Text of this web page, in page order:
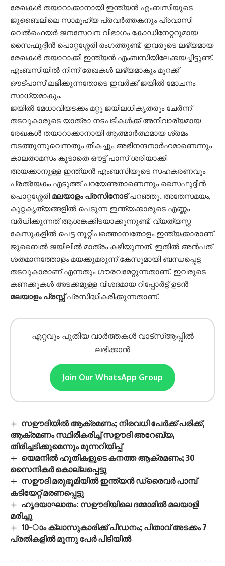
രേഖകൾ തയാറാക്കാനായി ഇന്ത്യൻ എംബസിയുടെ
ജുബൈലിലെ സാമൂഹ്യ പ്രവർത്തകനും പ്രവാസി
വെൽഫെയർ ജനസേവന വിഭാഗം കോഡിനേറ്ററുമായ
സൈഫുദ്ദീൻ പൊറ്റശ്ശേരി രംഗത്തുണ്ട്. ഇവരുടെ ലഭ്യമായ
രേഖകൾ തയാറാക്കി ഇന്ത്യൻ എംബസിയിലേക്കയച്ചിട്ടുണ്ട്.
എംബസിയിൽ നിന്ന് രേഖകൾ ലഭ്യമാകും മുറക്ക്
ഔട്പാസ് ലഭിക്കുന്നതോടെ ഇവർക്ക് ജയിൽ മോചനം
സാധ്യമാകും.
ജയിൽ മേധാവിയടക്കം മറ്റു ജയിലധികൃതരും ചേർന്ന്
തടവുകാരുടെ യാത്രാ നടപടികൾക്ക് അനിവാര്യമായ
രേഖകൾ തയാറാക്കാനായി ആത്മാർത്ഥമായ ശ്രമം
നടത്തുന്നുവെന്നതുംതികച്ചും അഭിനന്ദനാർഹമാണെന്നും
കാലതാമസം കൂടാതെ ഔട്ട് പാസ് ശരിയാക്കി
അയക്കാനുള്ള ഇന്ത്യൻ എംബസിയുടെ സഹകരണവും
പ്രത്യേകം എടുത്ത് പറയേണ്ടതാണെന്നും സൈഫുദ്ദീൻ
പൊറ്റശ്ശേരി മലയാളം പ്രസിനോട്പറഞ്ഞു. അതേസമയം,
കുറ്റകൃത്യങ്ങളിൽ പെടുന്ന ഇന്ത്യക്കാരുടെ എണ്ണം
വർധിക്കുന്നത് ആശങ്കക്കിടയാക്കുന്നുണ്ട്. വ്യത്യസ്ത
കേസുകളിൽ പെട്ട നൂറ്റിപത്തൊമ്പതോളം ഇന്ത്യക്കാരാണ്
ജുബൈൽ ജയിലിൽ മാത്രംകഴിയുന്നത്. ഇതിൽ അൻപത്
ശതമാനത്തോളം മയക്കുമരുന്ന് കേസുമായി ബന്ധപ്പെട്ട
തടവുകാരാണ്എന്നതും ഗൗരവമേറ്റുന്നതാണ്. ഇവരുടെ
കണക്കുകൾ അടക്കമുള്ള വിശദമായ റിപ്പോർട്ട് ഉടൻ
മലയാളം പ്രസ്സ് പ്രസിദ്ധീകരിക്കുന്നതാണ്.
എറ്റവും പുതിയ വാർത്തകൾ വാട്സ്ആപ്പിൽ
ലഭിക്കാൻ
Join Our WhatsApp Group
സഊദിയിൽ ആക്രമണം; നിരവധി പേർക്ക് പരിക്ക്,
ആക്രമണം സ്ഥിരീകരിച്ച് സഊദി അറേബ്യ,
തിരിച്ചടിക്കുമെന്നും മുന്നറിയിപ്പ്
യെമനില്‍ ഹൂതികളുടെ കനത്ത ആക്രമണം; 30
സൈനികര്‍ കൊല്ലപ്പെട്ടു
സഊദി മരുഭൂമിയിൽ ഇന്ത്യൻ ഡ്രൈവർ പാമ്പ്
കടിയേറ്റ് മരണപ്പെട്ടു
ഹൃദയാഘാതം: സഊദിയിലെ ദമ്മാമില്‍ മലയാളി
മരിച്ചു
10–ാം ക്ലാസുകാരിക്ക് പീഡനം; പിതാവ് അടക്കം 7
പ്രതികളിൽ മൂന്നു പേർ പിടിയിൽ